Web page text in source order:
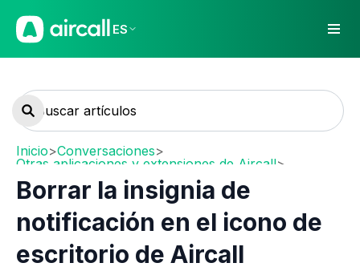
ES
Inicio>Conversaciones>
Otras aplicaciones y extensiones de Aircall>
Desktop & Web App
Borrar la insignia de
notificación en el icono de
escritorio de Aircall